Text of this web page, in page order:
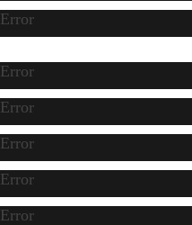
Error
Error
Error
Error
Error
Error